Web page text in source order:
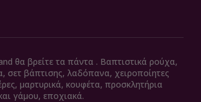
θα βρείτε τα πάντα . Βαπτιστικά ρούχα,
σετ βάπτισης, λαδόπανα, χειροποίητες
μαρτυρικά, κουφέτα, προσκλητήρια
γάμου, εποχιακά.